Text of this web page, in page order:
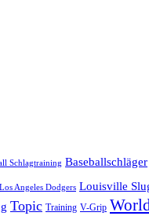
Schlagtraining Baseballschläger
Los Angeles Dodgers Louisville
Topic Training V-Grip